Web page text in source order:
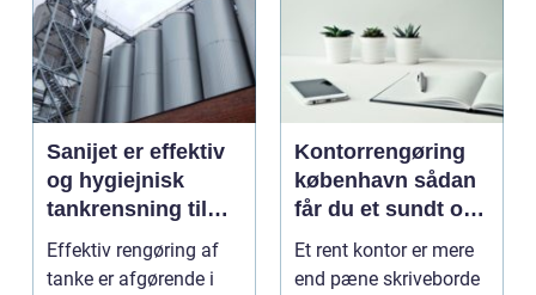
Sanijet er effektiv
og hygiejnisk
tankrensning til
krævende
industrier
Effektiv rengøring af
tanke er afgørende i
Kontorrengøring
københavn sådan
får du et sundt og
præsentabelt
arbejdsmiljø
Et rent kontor er mere
end pæne skriveborde